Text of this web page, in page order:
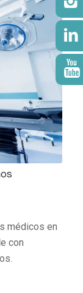
médicos en
con